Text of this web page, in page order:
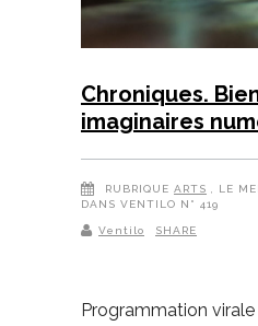
Chroniques.
imaginaires
RUBRIQUE ARTS
, LE
DANS VENTILO N° 419
Ventilo SHARE
Programmation